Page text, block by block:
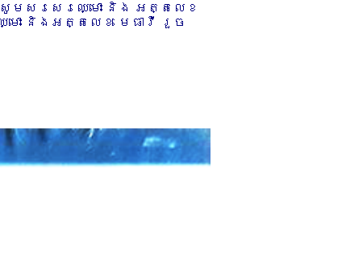
មសរសេរឈ្មោះ និង អត្តលេខ
និងអត្តលេខ មេធាវី រួច